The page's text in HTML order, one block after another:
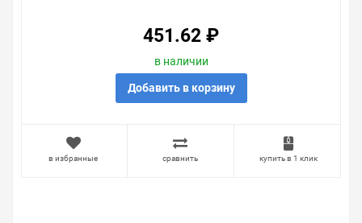
451.62 ₽
в наличии
Добавить в корзину
в избранные сравнить купить в 1 клик